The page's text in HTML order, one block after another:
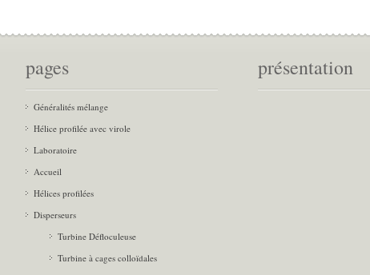
pages
Généralités mélange
Hélice profilée avec virole
Laboratoire
Accueil
Hélices profilées
Disperseurs
Turbine Défloculeuse
Turbine à cages colloïdales
présentation